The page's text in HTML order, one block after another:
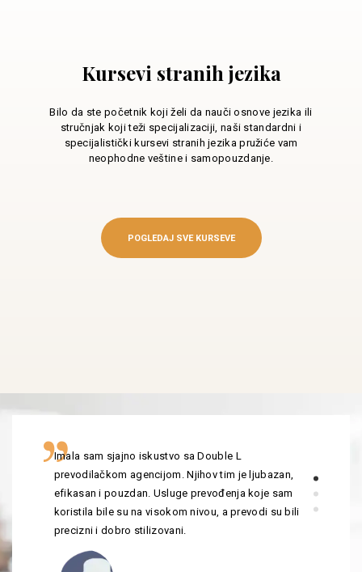
Kursevi stranih jezika
Bilo da ste početnik koji želi da nauči osnove jezika ili
stručnjak koji teži specijalizaciji, naši standardni i
specijalistički kursevi stranih jezika pružiće vam
neophodne veštine i samopouzdanje.
POGLEDAJ SVE KURSEVE
Imala sam sjajno iskustvo sa Double L
prevodilačkom agencijom. Njihov tim je ljubazan,
efikasan i pouzdan. Usluge prevođenja koje sam
koristila bile su na visokom nivou, a prevodi su bili
precizni i dobro stilizovani.